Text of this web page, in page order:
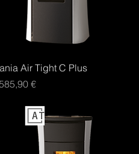
Aperçu rapide
Air Tight C Plus
€